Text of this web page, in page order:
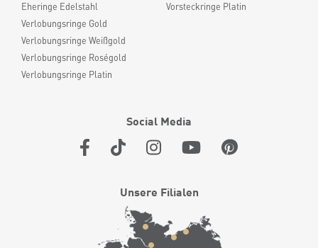
Eheringe Edelstahl
Verlobungsringe Gold
Verlobungsringe Weißgold
Verlobungsringe Roségold
Verlobungsringe Platin
Vorsteckringe Platin
Social Media
Unsere Filialen